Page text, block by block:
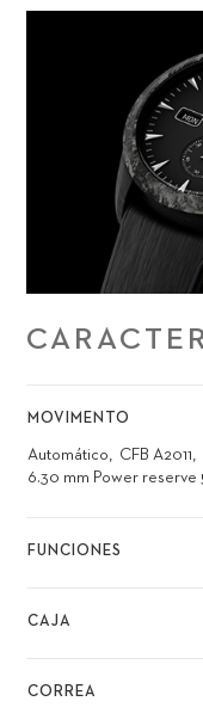
MOVIMENTO
Automático CFB A2011
6.30 mm Power
FUNCIONES
CAJA
CORREA